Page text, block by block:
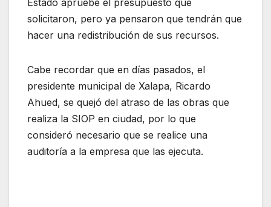
Estado apruebe el presupuesto que
solicitaron, pero ya pensaron que tendrán que
hacer una redistribución de sus recursos.
Cabe recordar que en días pasados, el
presidente municipal de Xalapa, Ricardo
Ahued, se quejó del atraso de las obras que
realiza la SIOP en ciudad, por lo que
consideró necesario que se realice una
auditoría a la empresa que las ejecuta.